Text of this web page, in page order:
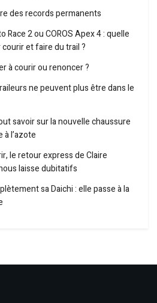
des records permanents
Race 2 ou COROS Apex 4 : quelle
et faire du trail ?
à courir ou renoncer ?
ne peuvent plus être dans le
savoir sur la nouvelle chaussure
l’azote
le retour express de Claire
laisse dubitatifs
sa Daichi : elle passe à la